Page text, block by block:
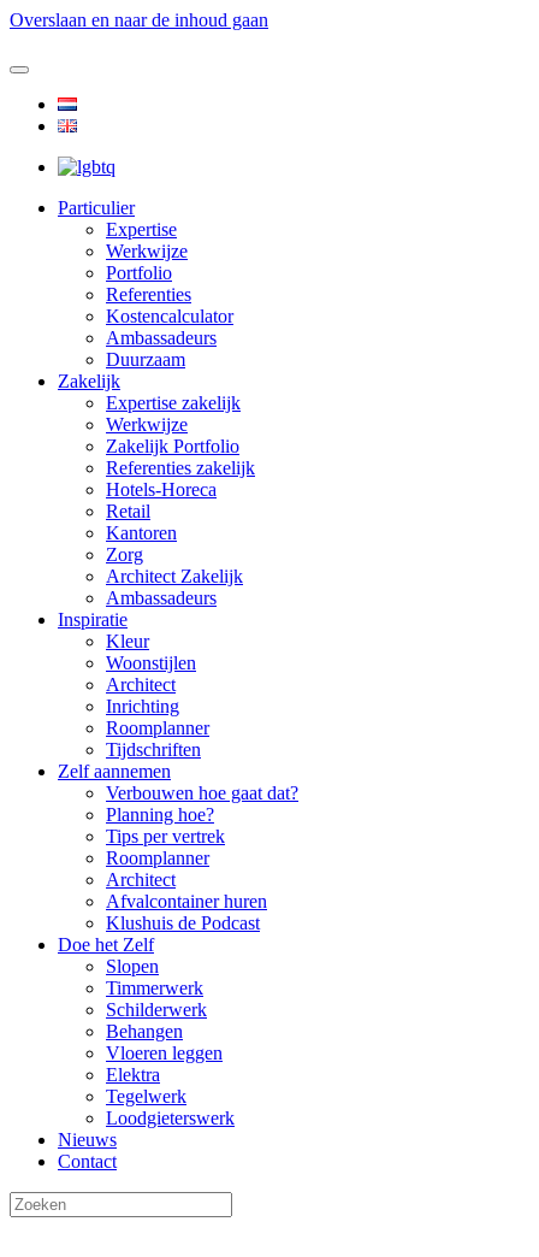
Overslaan en naar de inhoud gaan
Particulier
Expertise
Werkwijze
Portfolio
Referenties
Kostencalculator
Ambassadeurs
Duurzaam
Zakelijk
Expertise zakelijk
Werkwijze
Zakelijk Portfolio
Referenties zakelijk
Hotels-Horeca
Retail
Kantoren
Zorg
Architect Zakelijk
Ambassadeurs
Inspiratie
Kleur
Woonstijlen
Architect
Inrichting
Roomplanner
Tijdschriften
Zelf aannemen
Verbouwen hoe gaat dat?
Planning hoe?
Tips per vertrek
Roomplanner
Architect
Afvalcontainer huren
Klushuis de Podcast
Doe het Zelf
Slopen
Timmerwerk
Schilderwerk
Behangen
Vloeren leggen
Elektra
Tegelwerk
Loodgieterswerk
Nieuws
Contact